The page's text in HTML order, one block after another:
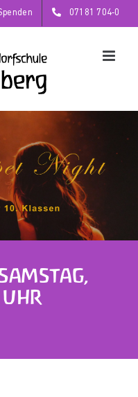
07181 704-0